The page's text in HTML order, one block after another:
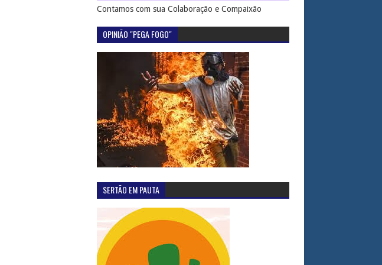
Contamos com sua Colaboração e Compaixão
OPINIÃO "PEGA FOGO"
SERTÃO EM PAUTA